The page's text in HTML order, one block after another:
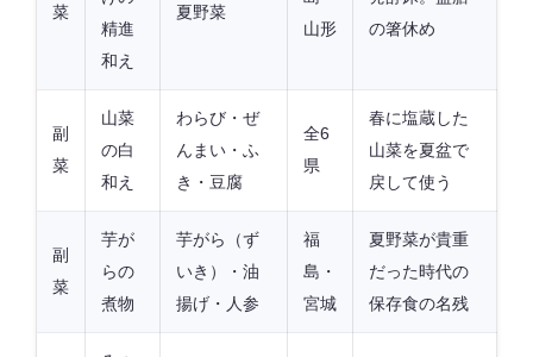
菜
精進
和え
夏野菜
山形
の箸休め
副
菜
山菜
の白
和え
わらび・ぜ
んまい・ふ
き・豆腐
全6
県
春に塩蔵した
山菜を夏盆で
戻して使う
副
菜
芋が
らの
煮物
芋がら（ず
いき）・油
揚げ・人参
福
島・
宮城
夏野菜が貴重
だった時代の
保存食の名残